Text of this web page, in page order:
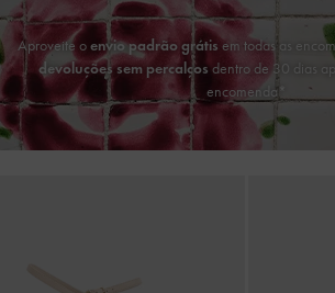
Aproveite oenvio padrão grátis em todas as
devoluções sem percalçosdentro de 30 dias
encomenda*